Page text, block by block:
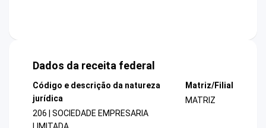
Dados da receita federal
Código e descrição da natureza
jurídica
206 | SOCIEDADE EMPRESARIA
Matriz/Filial
MATRIZ